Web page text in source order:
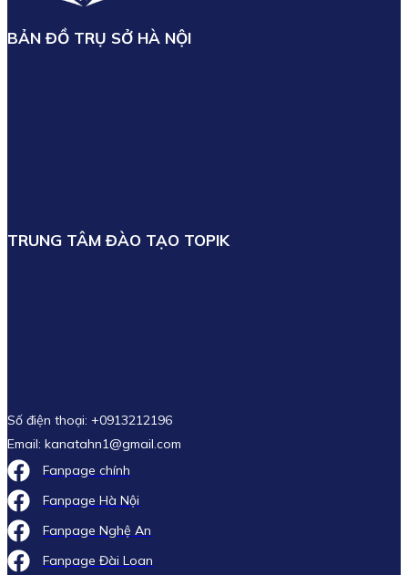
BẢN ĐỒ TRỤ SỞ HÀ NỘI
TRUNG TÂM ĐÀO TẠO TOPIK
Số điện thoại: +0913212196
Email: kanatahn1@gmail.com
Fanpage chính
Fanpage Hà Nội
Fanpage Nghệ An
Fanpage Đài Loan